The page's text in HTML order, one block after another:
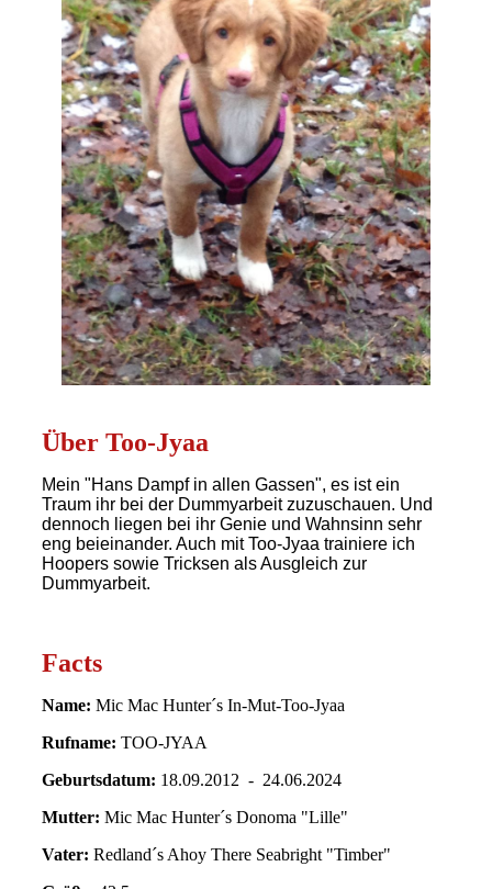
Über Too-Jyaa
Mein "Hans Dampf in allen Gassen", es ist ein
Traum ihr bei der Dummyarbeit zuzuschauen. Und
dennoch liegen bei ihr Genie und Wahnsinn sehr
eng beieinander. Auch mit Too-Jyaa trainiere ich
Hoopers sowie Tricksen als Ausgleich zur
Dummyarbeit.
Facts
Name: Mic Mac Hunter´s In-Mut-Too-Jyaa
Rufname: TOO-JYAA
Geburtsdatum: 18.09.2012 - 24.06.2024
Mutter: Mic Mac Hunter´s Donoma "Lille"
Vater: Redland´s Ahoy There Seabright "Timber"